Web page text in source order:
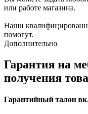
или работе магазина.
Наши
помогут.
Дополнительно
Гарантия на
получения
Гарантийный талон